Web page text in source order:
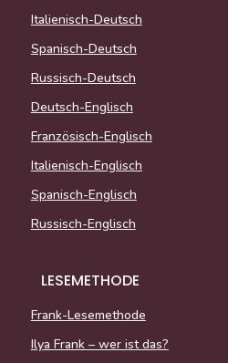
Italienisch-Deutsch
Spanisch-Deutsch
Russisch-Deutsch
Deutsch-Englisch
Französisch-Englisch
Italienisch-Englisch
Spanisch-Englisch
Russisch-Englisch
LESEMETHODE
Frank-Lesemethode
Ilya Frank – wer ist das?